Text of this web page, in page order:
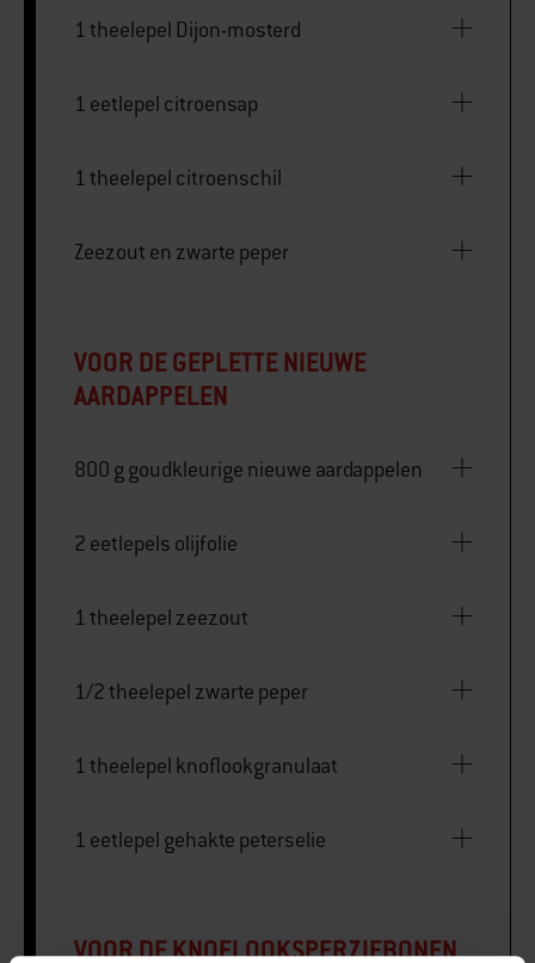
1 theelepel Dijon-mosterd
1 eetlepel citroensap
1 theelepel citroenschil
Zeezout en zwarte peper
VOOR DE GEPLETTE NIEUWE
AARDAPPELEN
800 g goudkleurige nieuwe aardappelen
2 eetlepels olijfolie
1 theelepel zeezout
1/2 theelepel zwarte peper
1 theelepel knoflookgranulaat
1 eetlepel gehakte peterselie
VOOR DE KNOFLOOKSPERZIEBONEN